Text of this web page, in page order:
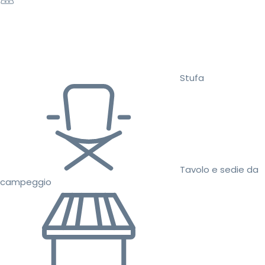
Stufa
Tavolo e sedie da
campeggio